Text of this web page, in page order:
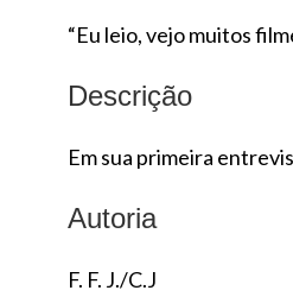
“Eu leio, vejo muitos
Descrição
Em sua primeira
Autoria
F. F. J./C.J